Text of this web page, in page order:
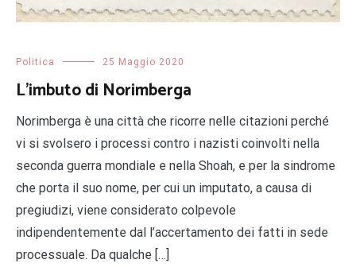
Politica 25 Maggio 2020
L’imbuto di Norimberga
Norimberga è una città che ricorre nelle citazioni perché
vi si svolsero i processi contro i nazisti coinvolti nella
seconda guerra mondiale e nella Shoah, e per la sindrome
che porta il suo nome, per cui un imputato, a causa di
pregiudizi, viene considerato colpevole
indipendentemente dal l’accertamento dei fatti in sede
processuale. Da qualche […]